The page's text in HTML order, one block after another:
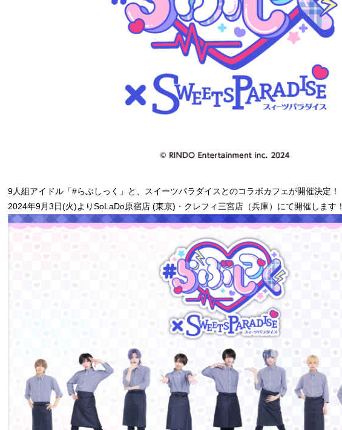
9人組アイドル「#らぶしっく」と、スイーツパラダイスとのコラボカフェが開催決定！
2024年9月3日(火)よりSoLaDo原宿店 (東京)・クレフィ三宮店（兵庫）にて開催します！